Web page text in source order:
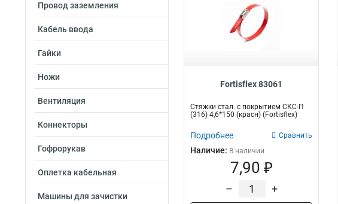
Провод заземления
Кабель ввода
Гайки
Ножи
Вентиляция
Коннекторы
Гофрорукав
Оплетка кабельная
Машины для зачистки
Fortisflex 83061
Стяжки стал. с покрытием СКС-П
(316) 4,6*150 (красн) (Fortisflex)
Подробнее Сравнить
Наличие: В наличии
7,90 ₽
– +